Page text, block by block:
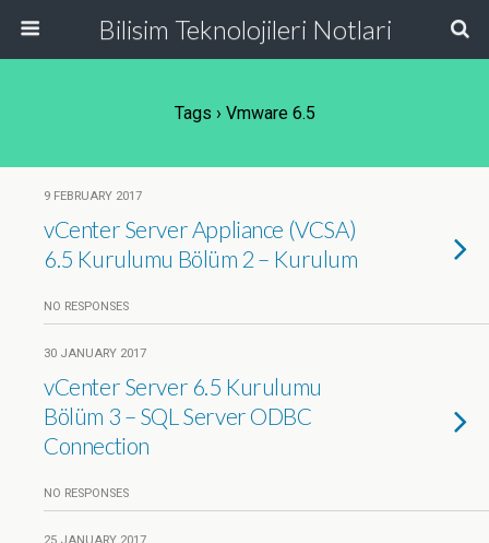
Bilisim Teknolojileri Notlari
Tags › Vmware 6.5
9 FEBRUARY 2017
vCenter Server Appliance (VCSA)
6.5 Kurulumu Bölüm 2 – Kurulum
NO RESPONSES
30 JANUARY 2017
vCenter Server 6.5 Kurulumu
Bölüm 3 – SQL Server ODBC
Connection
NO RESPONSES